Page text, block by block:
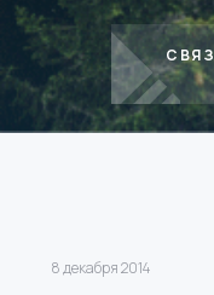
8 декабря 2014